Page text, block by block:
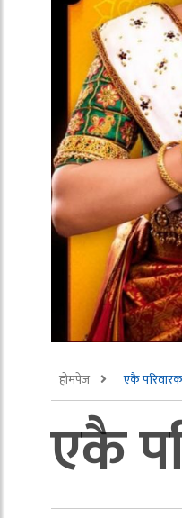
होमपेज एकै
एकै